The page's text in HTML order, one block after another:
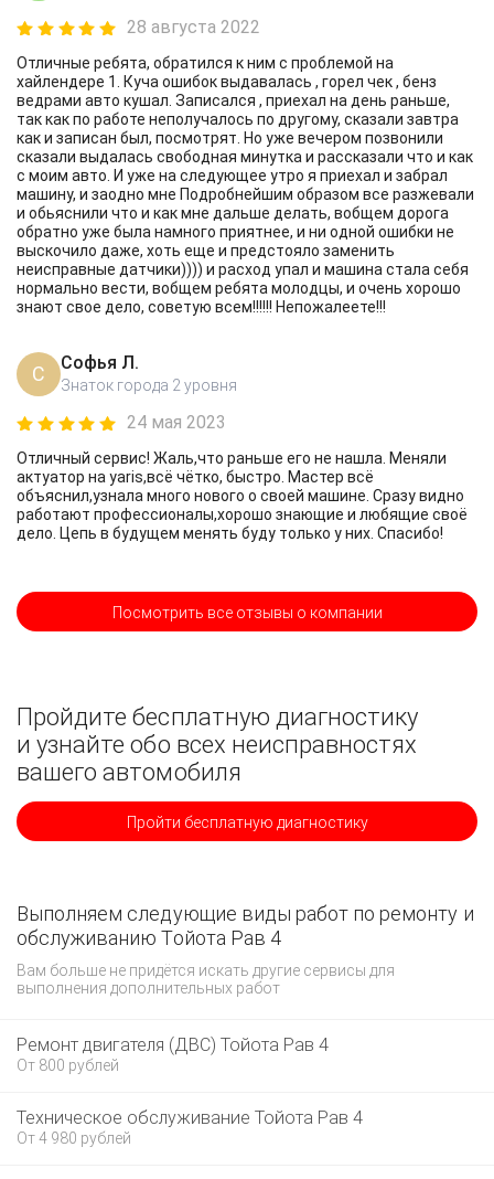
28 августа 2022
Отличные ребята, обратился к ним с проблемой на
хайлендере 1. Куча ошибок выдавалась , горел чек , бенз
ведрами авто кушал. Записался , приехал на день раньше,
так как по работе неполучалось по другому, сказали завтра
как и записан был, посмотрят. Но уже вечером позвонили
сказали выдалась свободная минутка и рассказали что и как
с моим авто. И уже на следующее утро я приехал и забрал
машину, и заодно мне Подробнейшим образом все разжевали
и обьяснили что и как мне дальше делать, вобщем дорога
обратно уже была намного приятнее, и ни одной ошибки не
выскочило даже, хоть еще и предстояло заменить
неисправные датчики)))) и расход упал и машина стала себя
нормально вести, вобщем ребята молодцы, и очень хорошо
знают свое дело, советую всем!!!!!! Непожалеете!!!
С Софья Л.
Знаток города 2 уровня
24 мая 2023
Отличный сервис! Жаль,что раньше его не нашла. Меняли
актуатор на yaris,всё чётко, быстро. Мастер всё
объяснил,узнала много нового о своей машине. Сразу видно
работают профессионалы,хорошо знающие и любящие своё
дело. Цепь в будущем менять буду только у них. Спасибо!
Посмотрить все отзывы о компании
Пройдите бесплатную диагностику
и узнайте обо всех неисправностях
вашего автомобиля
Пройти бесплатную диагностику
Выполняем следующие виды работ по ремонту и
обслуживанию Тойота Рав 4
Вам больше не придётся искать другие сервисы для
выполнения дополнительных работ
Ремонт двигателя (ДВС) Тойота Рав 4
От 800 рублей
Техническое обслуживание Тойота Рав 4
От 4 980 рублей